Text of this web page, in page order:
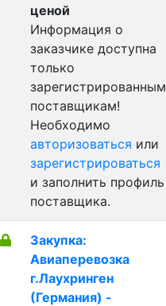
ценой
Информация о
заказчике доступна
только
зарегистрированным
поставщикам!
Необходимо
авторизоваться или
зарегистрироваться
и заполнить профиль
поставщика.
Закупка:
Авиаперевозка
г.Лаухринген
(Германия) -